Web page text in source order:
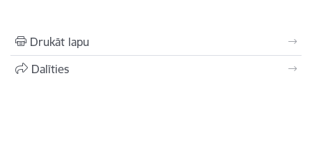
Drukāt lapu
Dalīties